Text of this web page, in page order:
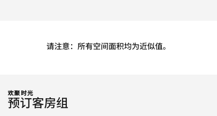
请注意：所有空间面积均为近似值。
欢聚时光
预订客房组